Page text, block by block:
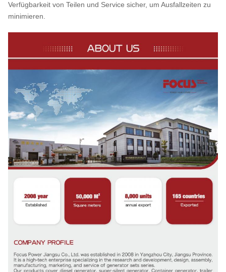
Verfügbarkeit von Teilen und Service sicher, um Ausfallzeiten zu
minimieren.